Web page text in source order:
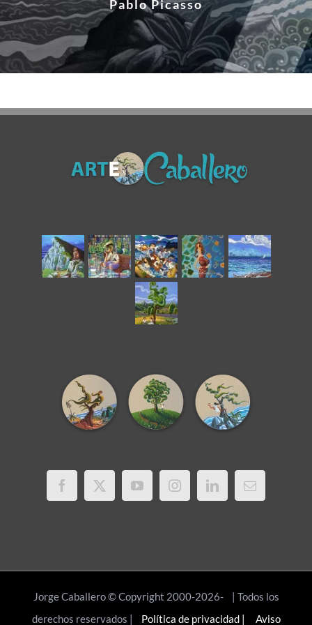
Pablo Picasso
Jorge Caballero © Copyright 2000-2026-
| Todos los
derechos reservados |
Política de privacidad | Aviso